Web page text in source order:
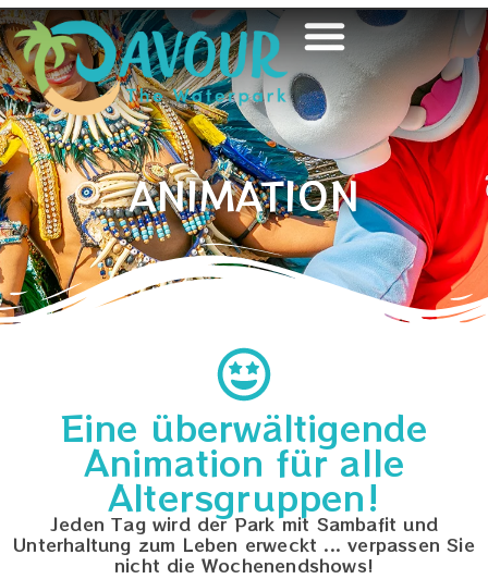
ANIMATION
Eine überwältigende
Animation für alle
Altersgruppen!
Jeden Tag wird der Park mit Sambafit und
Unterhaltung zum Leben erweckt ... verpassen Sie
nicht die Wochenendshows!